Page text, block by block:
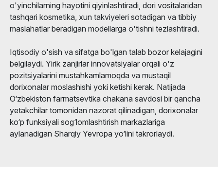
o'yinchilarning hayotini qiyinlashtiradi, dori vositalaridan
tashqari kosmetika, xun takviyeleri sotadigan va tibbiy
maslahatlar beradigan modellarga o'tishni tezlashtiradi.
Iqtisodiy o'sish va sifatga bo'lgan talab bozor kelajagini
belgilaydi. Yirik zanjirlar innovatsiyalar orqali o'z
pozitsiyalarini mustahkamlamoqda va mustaqil
dorixonalar moslashishi yoki ketishi kerak. Natijada
O‘zbekiston farmatsevtika chakana savdosi bir qancha
yetakchilar tomonidan nazorat qilinadigan, dorixonalar
ko‘p funksiyali sog‘lomlashtirish markazlariga
aylanadigan Sharqiy Yevropa yo‘lini takrorlaydi.